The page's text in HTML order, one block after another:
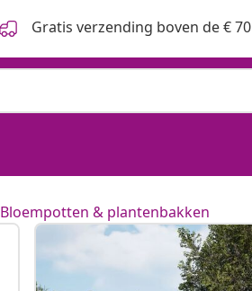
Gratis verzending boven de € 70
Bloempotten & plantenbakken